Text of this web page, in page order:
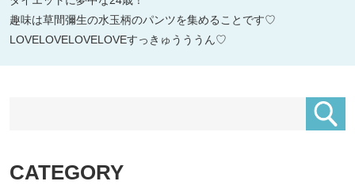
趣味は草間彌生の水玉柄のパンツを集めることです♡
LOVELOVELOVELOVEすっきゅうううん♡
CATEGORY